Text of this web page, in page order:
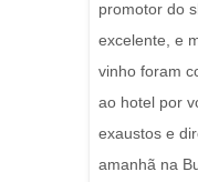
promotor do
excelente, e
vinho foram
ao hotel por
exaustos e
amanhã na